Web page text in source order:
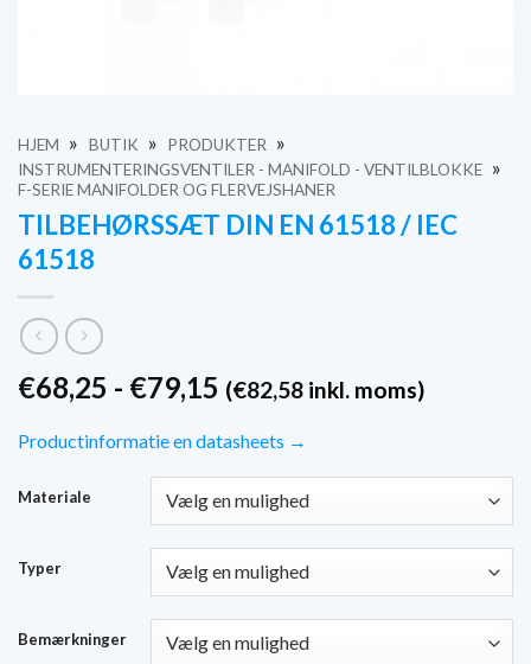
HJEM » BUTIK » PRODUKTER »
INSTRUMENTERINGSVENTILER - MANIFOLD - VENTILBLOKKE »
F-SERIE MANIFOLDER OG FLERVEJSHANER
TILBEHØRSSÆT DIN EN 61518 / IEC
61518
€68,25 - €79,15 Prisinterval:
til
€79,15
(€82,58 inkl. moms)
Productinformatie en datasheets →
Materiale
Typer
Bemærkninger